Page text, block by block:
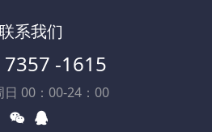
系我们
7357 -1615
日 00：00-24：00